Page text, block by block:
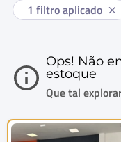
1 filtro aplicado
Ops! Não
estoque
Que tal